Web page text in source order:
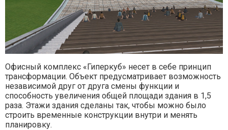
Офисный комплекс «Гиперкуб» несет в себе принцип
трансформации. Объект предусматривает возможность
независимой друг от друга смены функции и
способность увеличения общей площади здания в 1,5
раза. Этажи здания сделаны так, чтобы можно было
строить временные конструкции внутри и менять
планировку.